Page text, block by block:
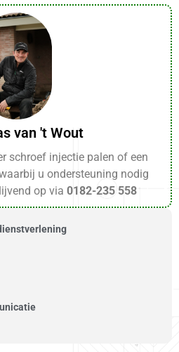
van 't Wout
schroef injectie palen of een
u ondersteuning nodig
op via 0182-235 558